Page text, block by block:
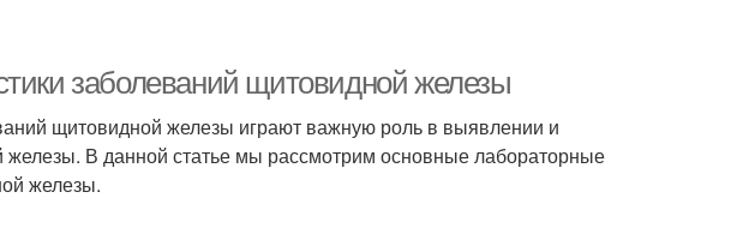
заболеваний щитовидной железы
щитовидной железы играют важную роль в выявлении и
В данной статье мы рассмотрим основные лабораторные
железы.